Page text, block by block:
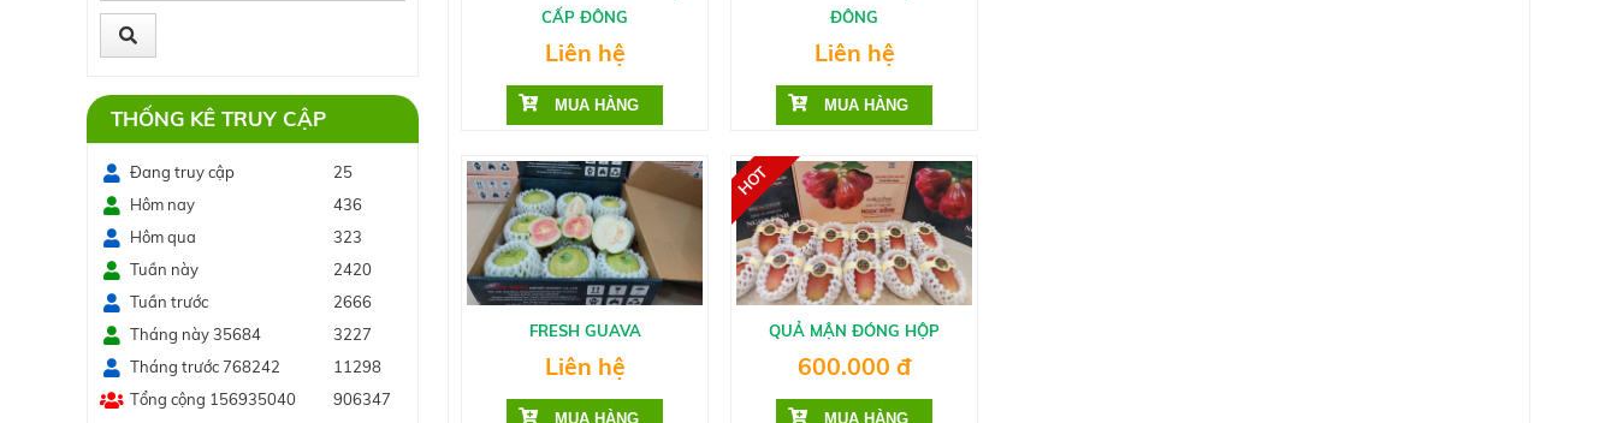
THỐNG KÊ TRUY CẬP
Đang truy cập
25
Hôm nay
436
Hôm qua
323
Tuần này
2420
Tuần trước
2666
Tháng này 35684
3227
Tháng trước 768242
11298
Tổng cộng 156935040
906347
CẤP ĐÔNG
Liên hệ
ĐÔNG
Liên hệ
FRESH GUAVA
Liên hệ
QUẢ MẬN ĐÓNG HỘP
600.000 đ